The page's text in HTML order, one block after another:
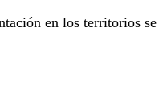
en los territorios se